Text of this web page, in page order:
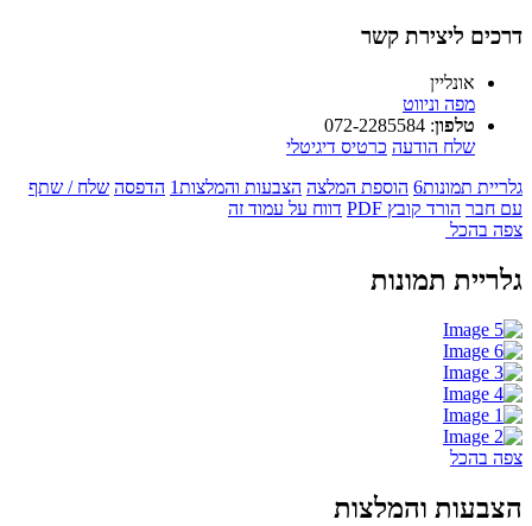
דרכים ליצירת קשר
אונליין
מפה וניווט
טלפון:
072-2285584
שלח הודעה כרטיס דיגיטלי
גלריית תמונות6 הוספת המלצה הצבעות והמלצות1 הדפסה שלח / שתף
עם חבר הורד קובץ PDF
דווח על עמוד זה
צפה בהכל
גלריית תמונות
צפה בהכל
הצבעות והמלצות